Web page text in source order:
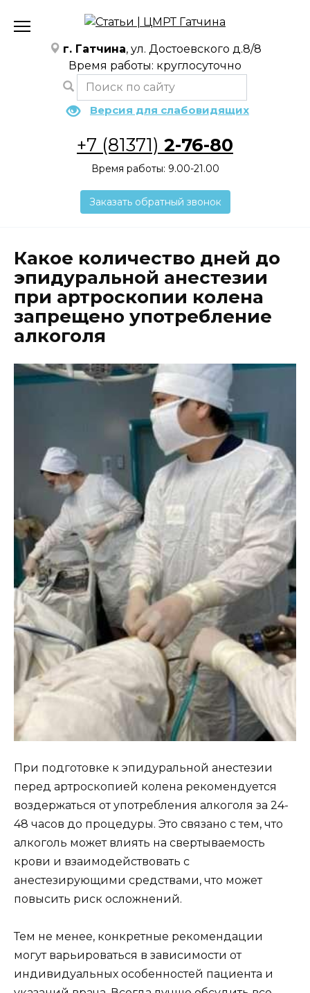
содержанию
г. Гатчина, ул. Достоевского д.8/8
Время работы: круглосуточно
Версия для слабовидящих
+7 (81371) 2-76-80
Время работы: 9.00-21.00
Заказать обратный звонок
Какое количество дней до
эпидуральной анестезии
при артроскопии колена
запрещено употребление
алкоголя
При подготовке к эпидуральной анестезии
перед артроскопией колена рекомендуется
воздержаться от употребления алкоголя за 24-
48 часов до процедуры. Это связано с тем, что
алкоголь может влиять на свертываемость
крови и взаимодействовать с
анестезирующими средствами, что может
повысить риск осложнений.
Тем не менее, конкретные рекомендации
могут варьироваться в зависимости от
индивидуальных особенностей пациента и